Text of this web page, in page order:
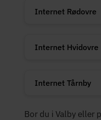
Internet Rødovre
Internet Hvidovre
Internet Tårnby
Bor du i Valby eller